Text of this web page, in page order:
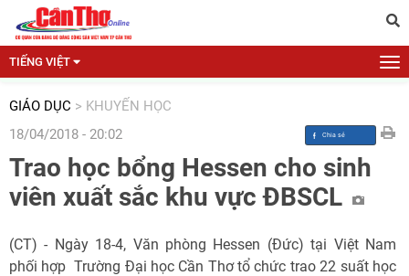
TIẾNG VIỆT
GIÁO DỤC > KHUYẾN HỌC
18/04/2018 - 20:02
Trao học bổng Hessen cho sinh
viên xuất sắc khu vực ĐBSCL
(CT) - Ngày 18-4, Văn phòng Hessen (Đức) tại Việt Nam
phối hợp Trường Đại học Cần Thơ tổ chức trao 22 suất học